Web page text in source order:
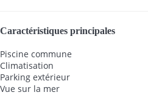
Caractéristiques principales
Piscine commune
Climatisation
Parking extérieur
Vue sur la mer